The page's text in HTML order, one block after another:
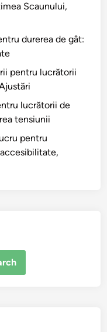
Scaunului,
durerea de gât:
pentru lucrătorii
lucrătorii de
tensiunii
pentru